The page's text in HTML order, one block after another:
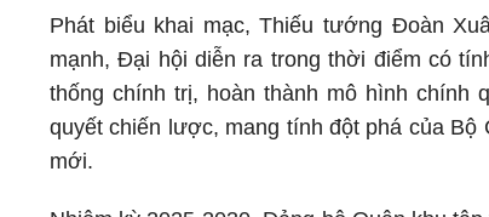
Phát biểu khai mạc, Thiếu tướng Đoàn
mạnh, Đại hội diễn ra trong thời điểm có
thống chính trị, hoàn thành mô hình chính
quyết chiến lược, mang tính đột phá của
mới.